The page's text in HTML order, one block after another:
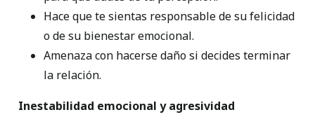
Hace que te sientas responsable de su felicidad
o de su bienestar emocional.
Amenaza con hacerse daño si decides terminar
la relación.
Inestabilidad emocional y agresividad